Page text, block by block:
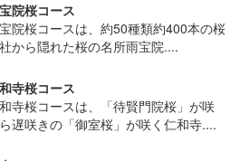
院桜コース
院桜コースは、約50種類約400本の桜
から隠れた桜の名所雨宝院....
寺桜コース
寺桜コースは、「待賢門院桜」が咲
遅咲きの「御室桜」が咲く仁和寺....